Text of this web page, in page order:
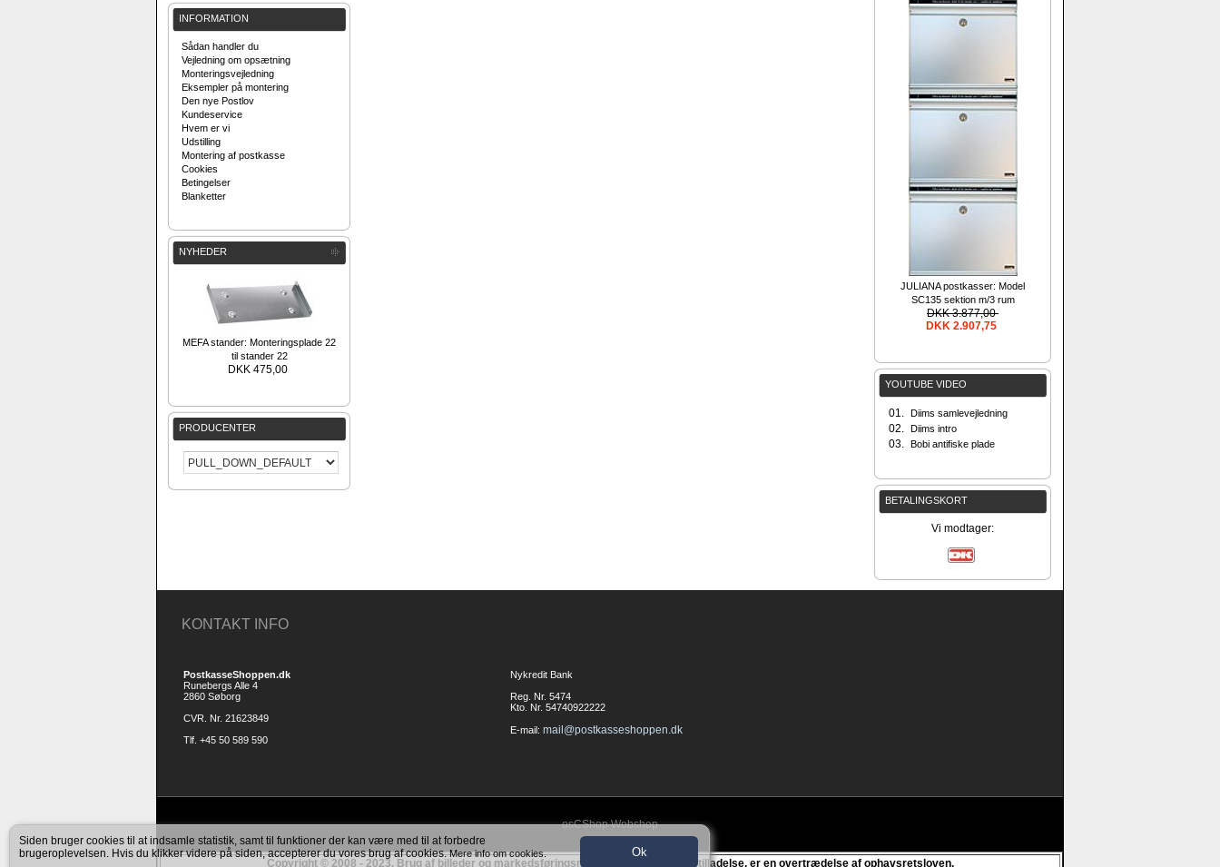
Siden bruger cookies til at indsamle statistik, samt til funktioner der kan være med til at forbedre
brugeroplevelsen. Hvis du klikker videre på siden, accepterer du vores brug af cookies.Mere info om cookies. Ok
INFORMATION
Sådan handler du
Vejledning om opsætning
Monteringsvejledning
Eksempler på montering
Den nye Postlov
Kundeservice
Hvem er vi
Udstilling
Montering af postkasse
Cookies
Betingelser
Blanketter
NYHEDER
MEFA stander: Monteringsplade 22
til stander 22
DKK 475,00
PRODUCENTER
JULIANA postkasser: Model
SC135 sektion m/3 rum
DKK 3.877,00
DKK 2.907,75
YOUTUBE VIDEO
01. Diims samlevejledning
02. Diims intro
03. Bobi antifiske plade
BETALINGSKORT
Vi modtager:
KONTAKT INFO
PostkasseShoppen.dk
Runebergs Alle 4
2860 Søborg
CVR. Nr. 21623849
Tlf. +45 50 589 590
Nykredit Bank
Reg. Nr. 5474
Kto. Nr. 54740922222
E-mail: mail@postkasseshoppen.dk
osCShop Webshop
Copyright © 2008 - 2023. Brug af billeder og markedsføringsmateriale uden skriftlig tilladelse, er en overtrædelse af ophavsretsloven.